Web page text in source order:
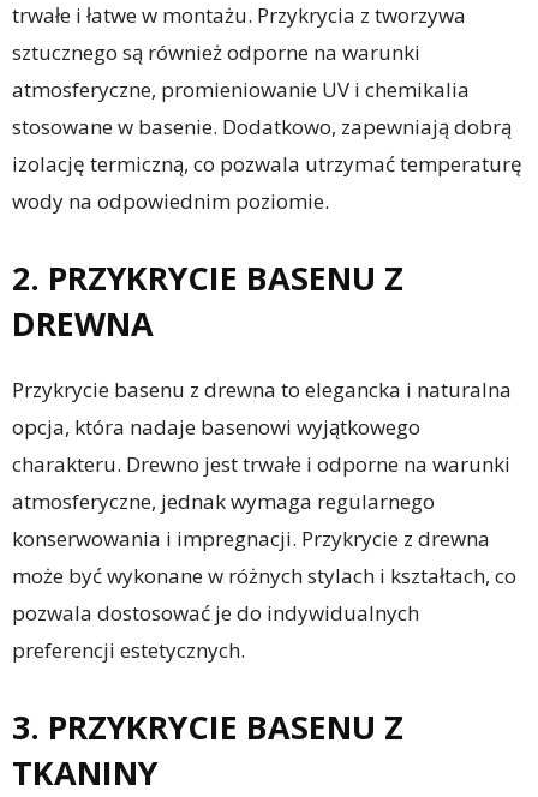
trwałe i łatwe w montażu. Przykrycia z tworzywa
sztucznego są również odporne na warunki
atmosferyczne, promieniowanie UV i chemikalia
stosowane w basenie. Dodatkowo, zapewniają dobrą
izolację termiczną, co pozwala utrzymać temperaturę
wody na odpowiednim poziomie.
2. PRZYKRYCIE BASENU Z
DREWNA
Przykrycie basenu z drewna to elegancka i naturalna
opcja, która nadaje basenowi wyjątkowego
charakteru. Drewno jest trwałe i odporne na warunki
atmosferyczne, jednak wymaga regularnego
konserwowania i impregnacji. Przykrycie z drewna
może być wykonane w różnych stylach i kształtach, co
pozwala dostosować je do indywidualnych
preferencji estetycznych.
3. PRZYKRYCIE BASENU Z
TKANINY